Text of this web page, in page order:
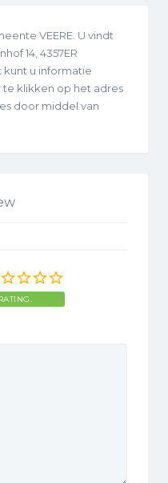
VEERE. U vindt
14, 4357ER
u informatie
klikken op het adres
door middel van